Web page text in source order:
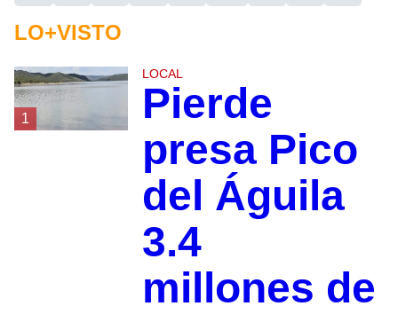
LO+VISTO
1
LOCAL
Pierde
presa Pico
del Águila
3.4
millones de